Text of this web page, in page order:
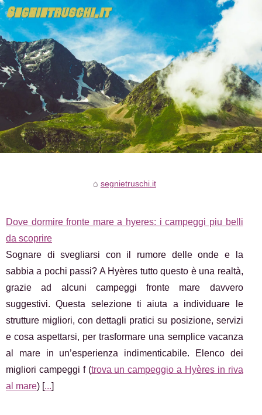
segnietruschi.it
Dove dormire fronte mare a hyeres: i campeggi piu belli
da scoprire
Sognare di svegliarsi con il rumore delle onde e la
sabbia a pochi passi? A Hyères tutto questo è una realtà,
grazie ad alcuni campeggi fronte mare davvero
suggestivi. Questa selezione ti aiuta a individuare le
strutture migliori, con dettagli pratici su posizione, servizi
e cosa aspettarsi, per trasformare una semplice vacanza
al mare in un’esperienza indimenticabile. Elenco dei
migliori campeggi f (trova un campeggio a Hyères in riva
al mare) [...]